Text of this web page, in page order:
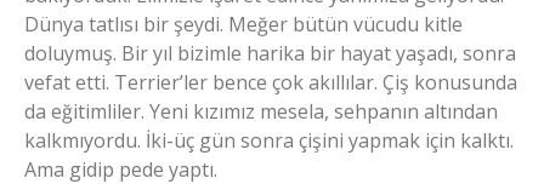
Dünya tatlısı bir şeydi. Meğer bütün vücudu kitle
doluymuş. Bir yıl bizimle harika bir hayat yaşadı, sonra
vefat etti. Terrier’ler bence çok akıllılar. Çiş konusunda
da eğitimliler. Yeni kızımız mesela, sehpanın altından
kalkmıyordu. İki-üç gün sonra çişini yapmak için kalktı.
Ama gidip pede yaptı.